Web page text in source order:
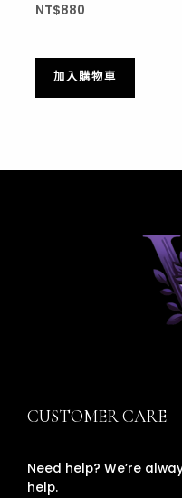
NT$880
加入購物車
CUSTOMER CARE
Need help? We’re
help.